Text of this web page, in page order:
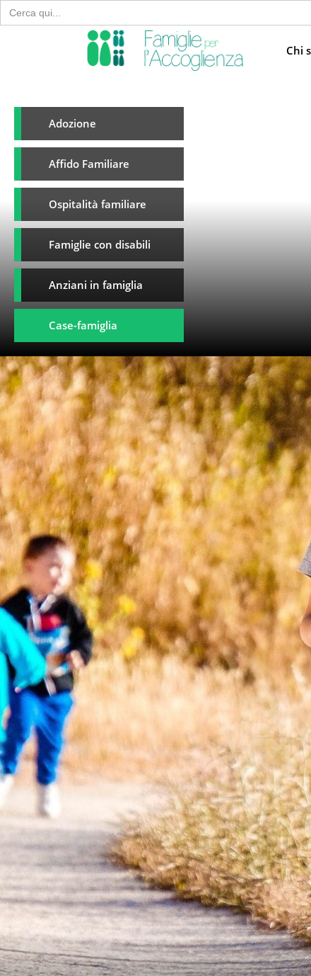
Search
for:
Chi
Adozione
Affido Familiare
Ospitalità familiare
Famiglie con disabili
Anziani in famiglia
Case-famiglia